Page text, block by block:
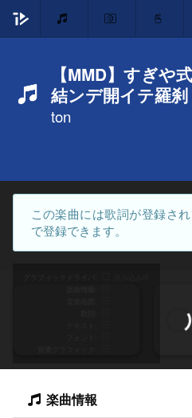
【MMD】すぎや
結ンデ開イテ羅
ton
この楽曲には歌詞が登録され
で登録できます。
楽曲情報